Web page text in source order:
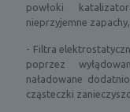
powłoki
nieprzyjemne zapachy,
- Filtra
poprzez
naładowane
cząsteczki